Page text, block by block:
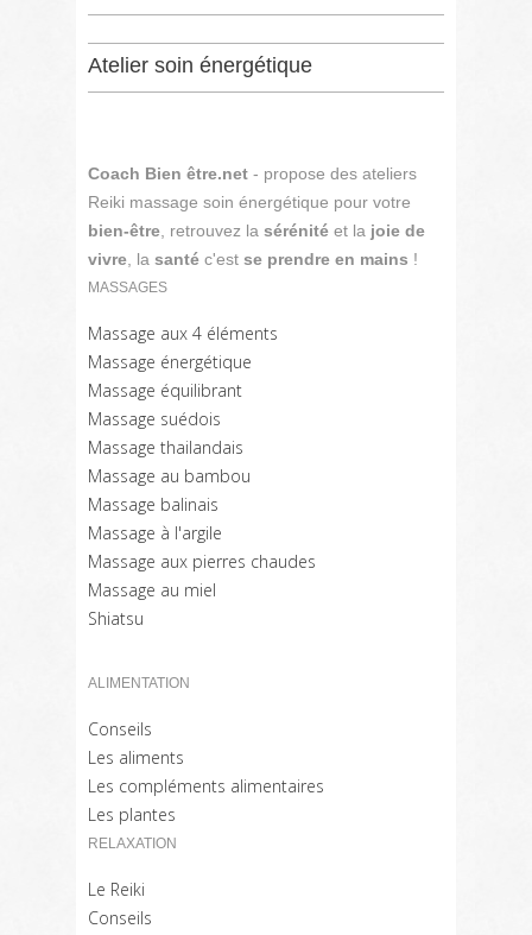
Atelier soin énergétique
Coach Bien être.net - propose des ateliers
Reiki massage soin énergétique pour votre
bien-être , retrouvez la sérénité et la joie de
vivre , la santé c'est se prendre en mains !
MASSAGES
Massage aux 4 éléments
Massage énergétique
Massage équilibrant
Massage suédois
Massage thailandais
Massage au bambou
Massage balinais
Massage à l'argile
Massage aux pierres chaudes
Massage au miel
Shiatsu
ALIMENTATION
Conseils
Les aliments
Les compléments alimentaires
Les plantes
RELAXATION
Le Reiki
Conseils